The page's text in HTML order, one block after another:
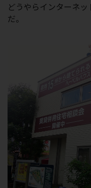
どうやらインターネ
だ。